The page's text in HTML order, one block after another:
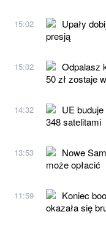
15:02
Upały
presją
15:02
Odpalasz
50 zł zostaje
14:32
UE
348 satelitami
13:53
Nowe
może opłacić
11:59
Koniec
okazała się